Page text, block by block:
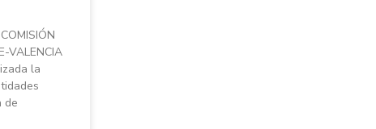
VALENCIA
la
de